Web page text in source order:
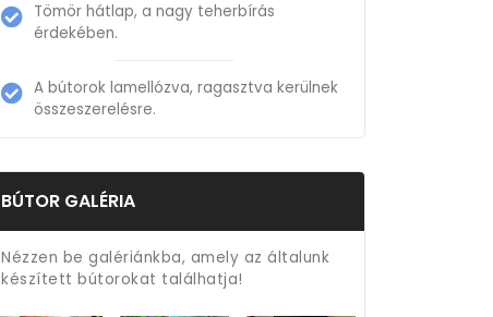
Tömör hátlap, a nagy teherbírás
érdekében.
A bútorok lamellózva, ragasztva kerülnek
összeszerelésre.
BÚTOR GALÉRIA
Nézzen be galériánkba, amely az általunk
készített bútorokat találhatja!